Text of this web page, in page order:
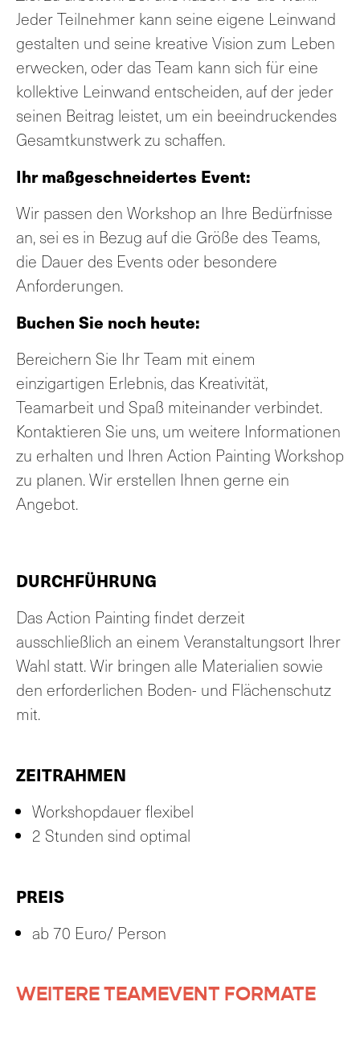
Jeder Teilnehmer kann seine eigene Leinwand
gestalten und seine kreative Vision zum Leben
erwecken, oder das Team kann sich für eine
kollektive Leinwand entscheiden, auf der jeder
seinen Beitrag leistet, um ein beeindruckendes
Gesamtkunstwerk zu schaffen.
Ihr maßgeschneidertes Event:
Wir passen den Workshop an Ihre Bedürfnisse
an, sei es in Bezug auf die Größe des Teams,
die Dauer des Events oder besondere
Anforderungen.
Buchen Sie noch heute:
Bereichern Sie Ihr Team mit einem
einzigartigen Erlebnis, das Kreativität,
Teamarbeit und Spaß miteinander verbindet.
Kontaktieren Sie uns, um weitere Informationen
zu erhalten und Ihren Action Painting Workshop
zu planen. Wir erstellen Ihnen gerne ein
Angebot.
DURCHFÜHRUNG
Das Action Painting findet derzeit
ausschließlich an einem Veranstaltungsort Ihrer
Wahl statt. Wir bringen alle Materialien sowie
den erforderlichen Boden- und Flächenschutz
mit.
ZEITRAHMEN
Workshopdauer flexibel
2 Stunden sind optimal
PREIS
ab 70 Euro/ Person
WEITERE TEAMEVENT FORMATE